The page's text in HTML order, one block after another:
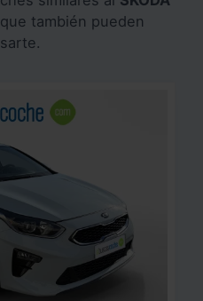
también pueden